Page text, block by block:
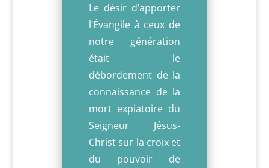
Le désir d’apporter
l’Évangile à ceux de
notre génération
était le
débordement de la
connaissance de la
mort expiatoire du
Seigneur Jésus-
Christ sur la croix et
du pouvoir de